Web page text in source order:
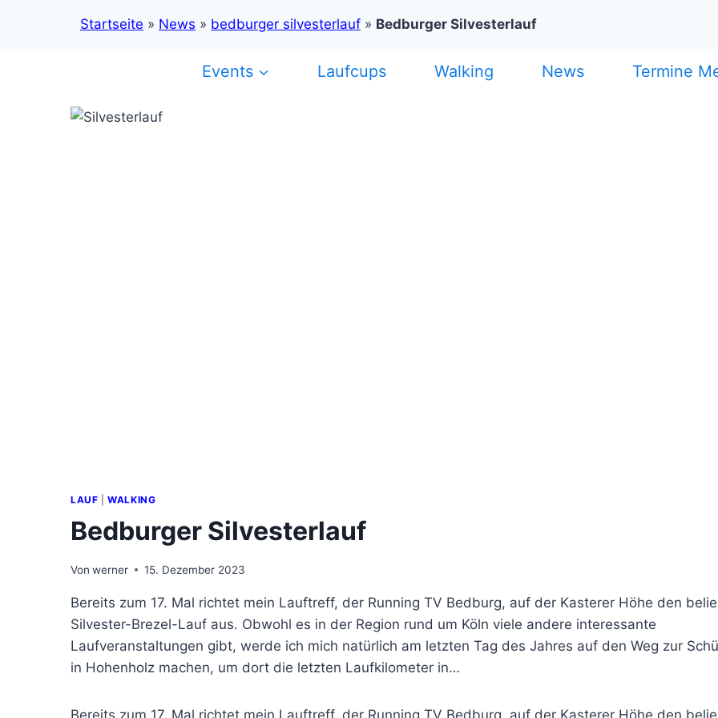
Startseite » News » bedburger silvesterlauf » Bedburger Silvesterlauf
Events Laufcups Walking News Termine
LAUF |WALKING
Bedburger Silvesterlauf
Von werner 15. Dezember 2023
Bereits zum 17. Mal richtet mein Lauftreff, der Running TV Bedburg, auf der Kasterer Höhe den
Silvester-Brezel-Lauf aus. Obwohl es in der Region rund um Köln viele andere interessante
Laufveranstaltungen gibt, werde ich mich natürlich am letzten Tag des Jahres auf den Weg zur
in Hohenholz machen, um dort die letzten Laufkilometer in…
Bereits zum 17. Mal richtet mein Lauftreff, der Running TV Bedburg, auf der Kasterer Höhe den